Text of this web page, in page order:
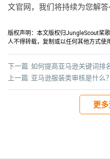
文官网，我们将持续为您解
版权声明：本文版权归JungleScout桨
人不得转载，复制或以任何其他方式使
上一篇: 亚马逊服装类审核是什么？
下一篇: 如何提高亚马逊关键词排
更